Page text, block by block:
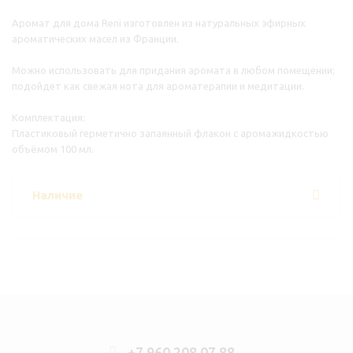
Аромат для дома Reni изготовлен из натуральных эфирных
ароматических масел из Франции.
Можно использовать для придания аромата в любом помещении;
подойдет как свежая нота для ароматерапии и медитации.
Комплектация:
Пластиковый герметично запаянный флакон с аромажидкостью
объёмом 100 мл.
Наличие